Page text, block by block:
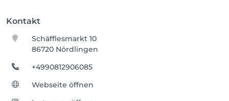
Kontakt
Schäfflesmarkt 10
86720 Nördlingen
+4990812906085
Webseite öffnen